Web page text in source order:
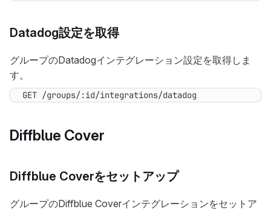
Datadog設定を取得
グループのDatadogインテグレーション設定を取得しま
す。
GET /groups/:id/integrations/datadog
Diffblue Cover
Diffblue Coverをセットアップ
グループのDiffblue Coverインテグレーションをセットア